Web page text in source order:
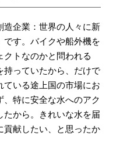
造企業：世界の人々に新
です。バイクや船外機を
トなのかと問われる
持っていたから、だけで
ている途上国の市場にお
特に安全な水へのアク
たから。きれいな水を届
貢献したい、と思ったか